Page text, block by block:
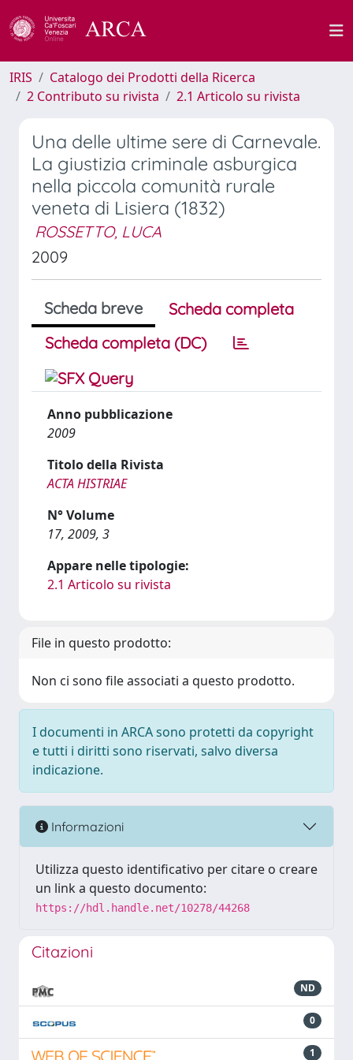
IRIS
Catalogo dei Prodotti della Ricerca
2 Contributo su rivista
2.1 Articolo su rivista
Una delle ultime sere di Carnevale.
La giustizia criminale asburgica
nella piccola comunità rurale
veneta di Lisiera (1832)
ROSSETTO, LUCA
2009
Scheda breve
Scheda completa
Scheda completa (DC)
Anno pubblicazione
2009
Titolo della Rivista
ACTA HISTRIAE
N° Volume
17, 2009, 3
Appare nelle tipologie:
2.1 Articolo su rivista
File in questo prodotto:
Non ci sono file associati a questo prodotto.
I documenti in ARCA sono protetti da copyright
e tutti i diritti sono riservati, salvo diversa
indicazione.
Informazioni
Utilizza questo identificativo per citare o creare
un link a questo documento:
https://hdl.handle.net/10278/44268
Citazioni
ND
0
1